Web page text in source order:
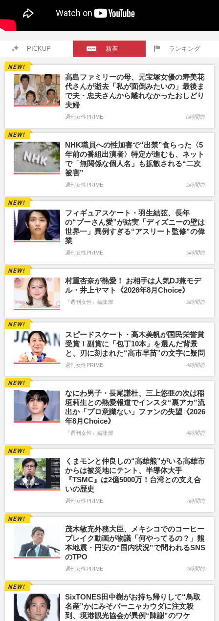
PICKUP 新着 ランキング
高島ファミリーの母、元宝塚女優の寿美花
代さんが逝去「私が面倒みたいの」最後ま
で夫・忠夫さんから離れなかったおしどり
夫婦
週刊女性PRIME 0時間前
NHK職員への性加害で“出禁”食らった〈5
年前の番組出演者〉特定が進むも、ネット
で「無関係な個人名」も拡散される“二次
被害”
週刊女性PRIME 2時間前
フィギュアスケート・羽生結弦、長年
の“プーさん愛”が結実「ディズニーの壁は
世界一」異例すぎる“アスリート監修”の偉
業
週刊女性PRIME 3時間前
村重杏奈が熱愛！ お相手は人気DJ兼モデ
ル・井上ヤマト《2026年8月Choice》
『週刊女性』編集部 3時間前
スピードスケート・高木美帆が国民栄誉賞
受賞！副賞に「包丁10本」を選んだ背景
と、刃に刻まれた“高市早苗”の文字に疑問
週刊女性PRIME 4時間前
なにわ男子・長尾謙杜、三上悠亜の次は稲
垣莉生との熱愛報道でインスタ“裏アカ”流
出か「プロ意識ない」ファンの失望《2026
年8月Choice》
『週刊女性』編集部 4時間前
くまモンと仲良しの“高雄熊”がいる高雄市
からは被災地にテント、半導体大手
『TSMC』は2億5000万！台湾との支え合
いの歴史
週刊女性PRIME 7時間前
茂木敏充外務大臣、メキシコでのコーヒー
ブレイク動画が物議「何やってるの？」熊
本地震・円安の“国内状況”で問われるSNS
のTPO
週刊女性PRIME 7時間前
SixTONES田中樹がお持ち帰りして“鳥取
名産”かにみそバーニャカウダに注文殺
到、境港観光協会が異例“陳謝”のワケ